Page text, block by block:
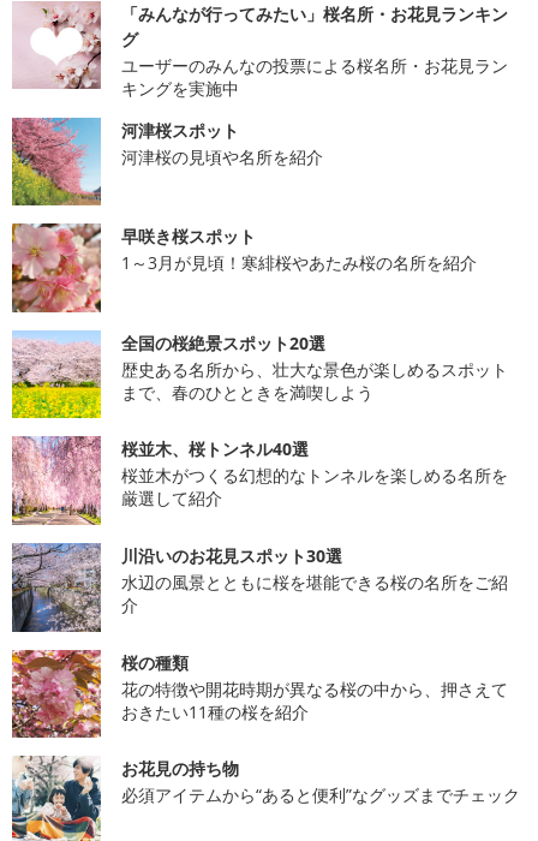
「みんなが行ってみたい」桜名所・お花見ランキン
グ
ユーザーのみんなの投票による桜名所・お花見ラン
キングを実施中
河津桜スポット
河津桜の見頃や名所を紹介
早咲き桜スポット
1～3月が見頃！寒緋桜やあたみ桜の名所を紹介
全国の桜絶景スポット20選
歴史ある名所から、壮大な景色が楽しめるスポット
まで、春のひとときを満喫しよう
桜並木、桜トンネル40選
桜並木がつくる幻想的なトンネルを楽しめる名所を
厳選して紹介
川沿いのお花見スポット30選
水辺の風景とともに桜を堪能できる桜の名所をご紹
介
桜の種類
花の特徴や開花時期が異なる桜の中から、押さえて
おきたい11種の桜を紹介
お花見の持ち物
必須アイテムから“あると便利”なグッズまでチェック